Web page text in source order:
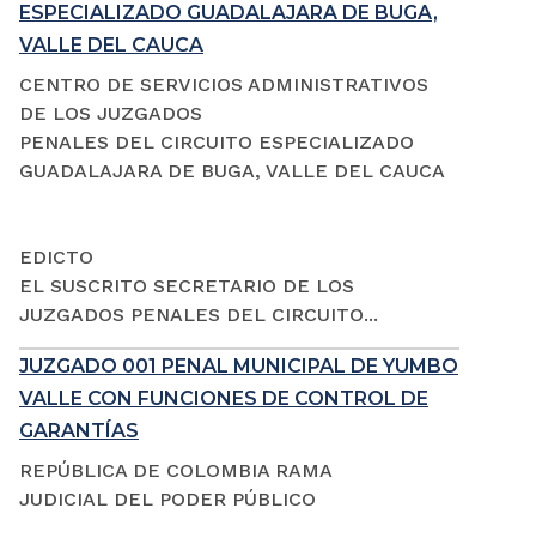
ESPECIALIZADO GUADALAJARA DE BUGA,
VALLE DEL CAUCA
CENTRO DE SERVICIOS ADMINISTRATIVOS
DE LOS JUZGADOS
PENALES DEL CIRCUITO ESPECIALIZADO
GUADALAJARA DE BUGA, VALLE DEL CAUCA
EDICTO
EL SUSCRITO SECRETARIO DE LOS
JUZGADOS PENALES DEL CIRCUITO...
JUZGADO 001 PENAL MUNICIPAL DE YUMBO
VALLE CON FUNCIONES DE CONTROL DE
GARANTÍAS
REPÚBLICA DE COLOMBIA RAMA
JUDICIAL DEL PODER PÚBLICO